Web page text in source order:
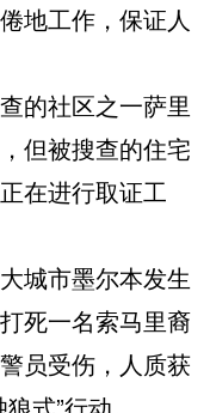
地工作，保证人
的社区之一萨里
但被搜查的住宅
在进行取证工
城市墨尔本发生
死一名索马里裔
员受伤，人质获